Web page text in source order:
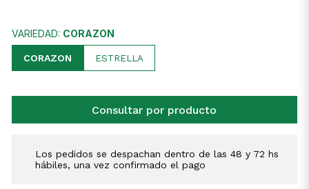
VARIEDAD: CORAZON
CORAZON ESTRELLA
Consultar por producto
Los pedidos se despachan dentro de las 48 y 72 hs
hábiles, una vez confirmado el pago